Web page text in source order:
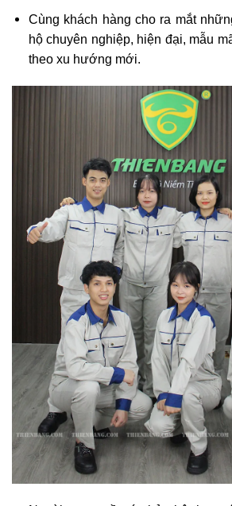
Cùng khách hàng cho ra mắt
hộ chuyên nghiệp, hiện đại, mẫu
theo xu hướng mới.